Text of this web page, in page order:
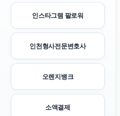
인스타그램 팔로워
인천형사전문변호사
오렌지뱅크
소액결제